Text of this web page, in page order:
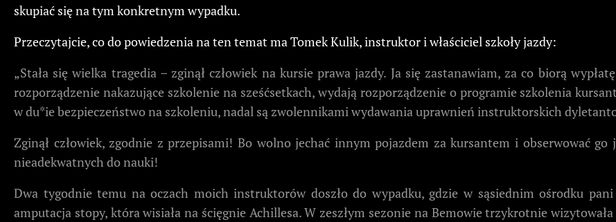
skupiać się na tym konkretnym wypadku.
Przeczytajcie, co do powiedzenia na ten temat ma Tomek Kulik, instruktor i właściciel szkoły jazdy:
„Stała się wielka tragedia – zginął człowiek na kursie prawa jazdy. Ja się zastanawiam, za co biorą
rozporządzenie nakazujące szkolenie na sześćsetkach, wydają rozporządzenie o programie szkolenia
w du*ie bezpieczeństwo na szkoleniu, nadal są zwolennikami wydawania uprawnień instruktorskich
Zginął człowiek, zgodnie z przepisami! Bo wolno jechać innym pojazdem za kursantem i obserwować
nieadekwatnych do nauki!
Dwa tygodnie temu na oczach moich instruktorów doszło do wypadku, gdzie w sąsiednim ośrodku
amputacja stopy, która wisiała na ścięgnie Achillesa. W zeszłym sezonie na Bemowie trzykrotnie